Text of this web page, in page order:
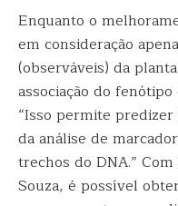
Enquanto o
em consideração
(observáveis) da
associação do
“Isso permite
da análise de
trechos do DNA.”
Souza, é possível